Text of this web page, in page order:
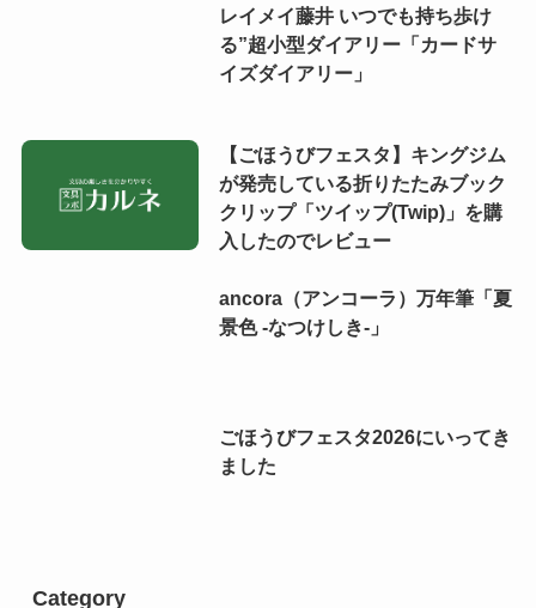
レイメイ藤井 いつでも持ち歩け
る”超小型ダイアリー「カードサ
イズダイアリー」
【ごほうびフェスタ】キングジム
が発売している折りたたみブック
クリップ「ツイップ(Twip)」を購
入したのでレビュー
ancora（アンコーラ）万年筆「夏
景色 -なつけしき-」
ごほうびフェスタ2026にいってき
ました
Category